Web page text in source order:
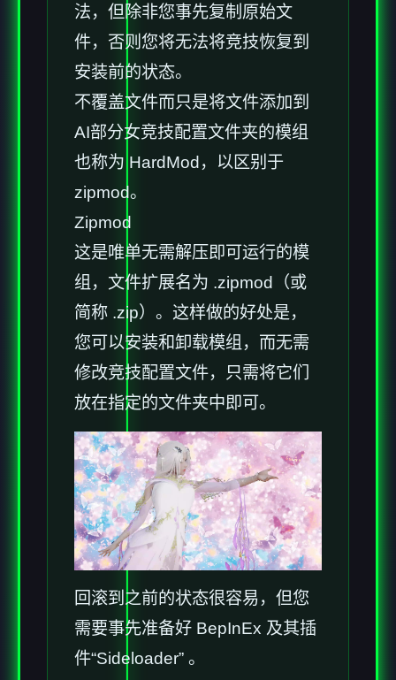
法，但除非您事先复制原始文
件，否则您将无法将竞技恢复到
安装前的状态。
不覆盖文件而只是将文件添加到
AI部分女竞技配置文件夹的模组
也称为 HardMod，以区别于
zipmod。
Zipmod
这是唯单无需解压即可运行的模
组，文件扩展名为 .zipmod（或
简称 .zip）。这样做的好处是，
您可以安装和卸载模组，而无需
修改竞技配置文件，只需将它们
放在指定的文件夹中即可。
回滚到之前的状态很容易，但您
需要事先准备好 BepInEx 及其插
件“Sideloader” 。